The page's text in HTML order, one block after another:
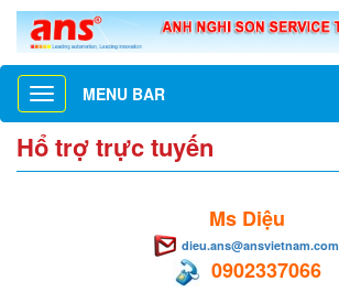
Toggle
navigation
MENU BAR
Hổ trợ trực tuyến
Ms Diệu
dieu.ans@ansvietnam.com
0902337066